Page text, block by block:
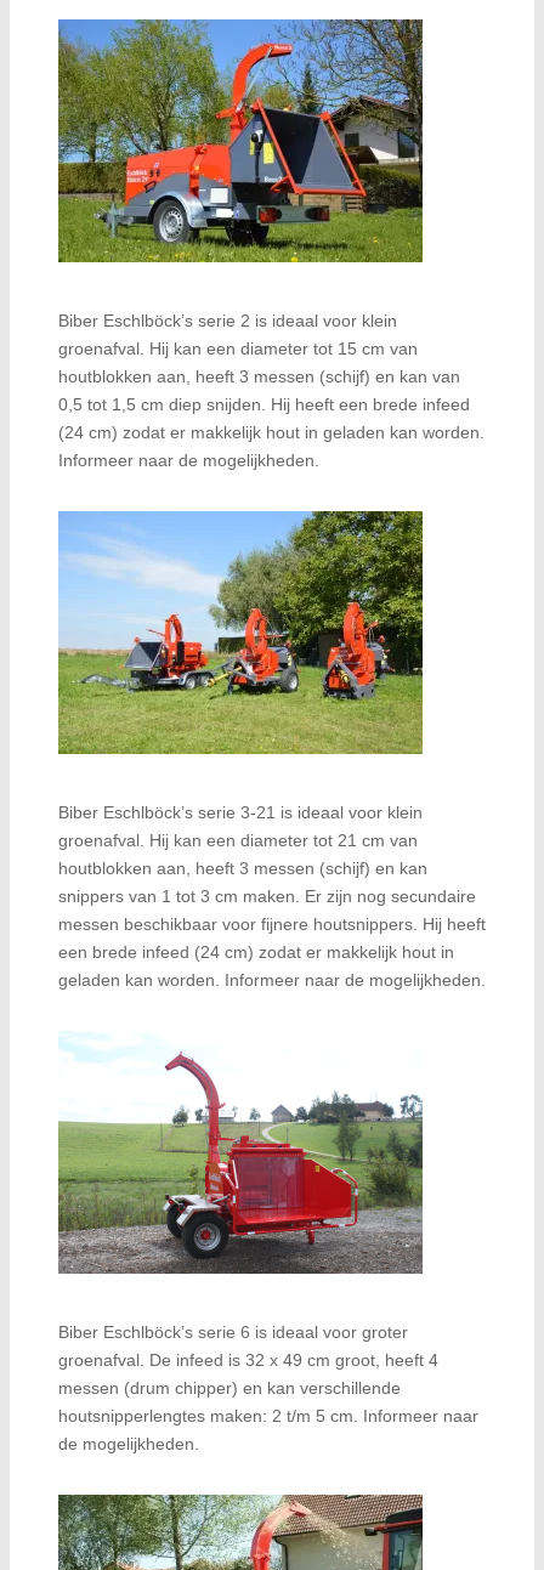
Biber Eschlböck’s serie 2 is ideaal voor klein
groenafval. Hij kan een diameter tot 15 cm van
houtblokken aan, heeft 3 messen (schijf) en kan van
0,5 tot 1,5 cm diep snijden. Hij heeft een brede infeed
(24 cm) zodat er makkelijk hout in geladen kan worden.
Informeer naar de mogelijkheden.
Biber Eschlböck’s serie 3-21 is ideaal voor klein
groenafval. Hij kan een diameter tot 21 cm van
houtblokken aan, heeft 3 messen (schijf) en kan
snippers van 1 tot 3 cm maken. Er zijn nog secundaire
messen beschikbaar voor fijnere houtsnippers. Hij heeft
een brede infeed (24 cm) zodat er makkelijk hout in
geladen kan worden. Informeer naar de mogelijkheden.
Biber Eschlböck’s serie 6 is ideaal voor groter
groenafval. De infeed is 32 x 49 cm groot, heeft 4
messen (drum chipper) en kan verschillende
houtsnipperlengtes maken: 2 t/m 5 cm. Informeer naar
de mogelijkheden.